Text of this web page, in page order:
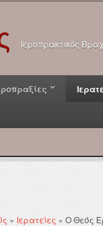
Ιεροπρακτικός
» Ιερατείες » Ο Θεός